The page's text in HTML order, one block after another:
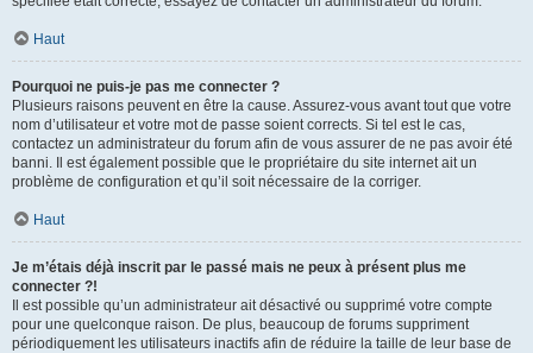
Haut
Pourquoi ne puis-je pas me connecter ?
Plusieurs raisons peuvent en être la cause. Assurez-vous avant tout que votre
nom d’utilisateur et votre mot de passe soient corrects. Si tel est le cas,
contactez un administrateur du forum afin de vous assurer de ne pas avoir été
banni. Il est également possible que le propriétaire du site internet ait un
problème de configuration et qu’il soit nécessaire de la corriger.
Haut
Je m’étais déjà inscrit par le passé mais ne peux à présent plus me
connecter ?!
Il est possible qu’un administrateur ait désactivé ou supprimé votre compte
pour une quelconque raison. De plus, beaucoup de forums suppriment
périodiquement les utilisateurs inactifs afin de réduire la taille de leur base de